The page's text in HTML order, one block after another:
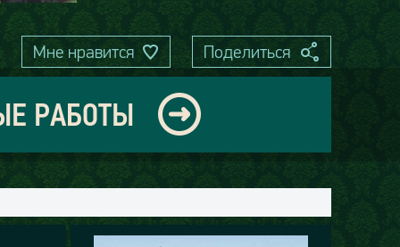
Мне нравится Поделиться
РАБОТЫ